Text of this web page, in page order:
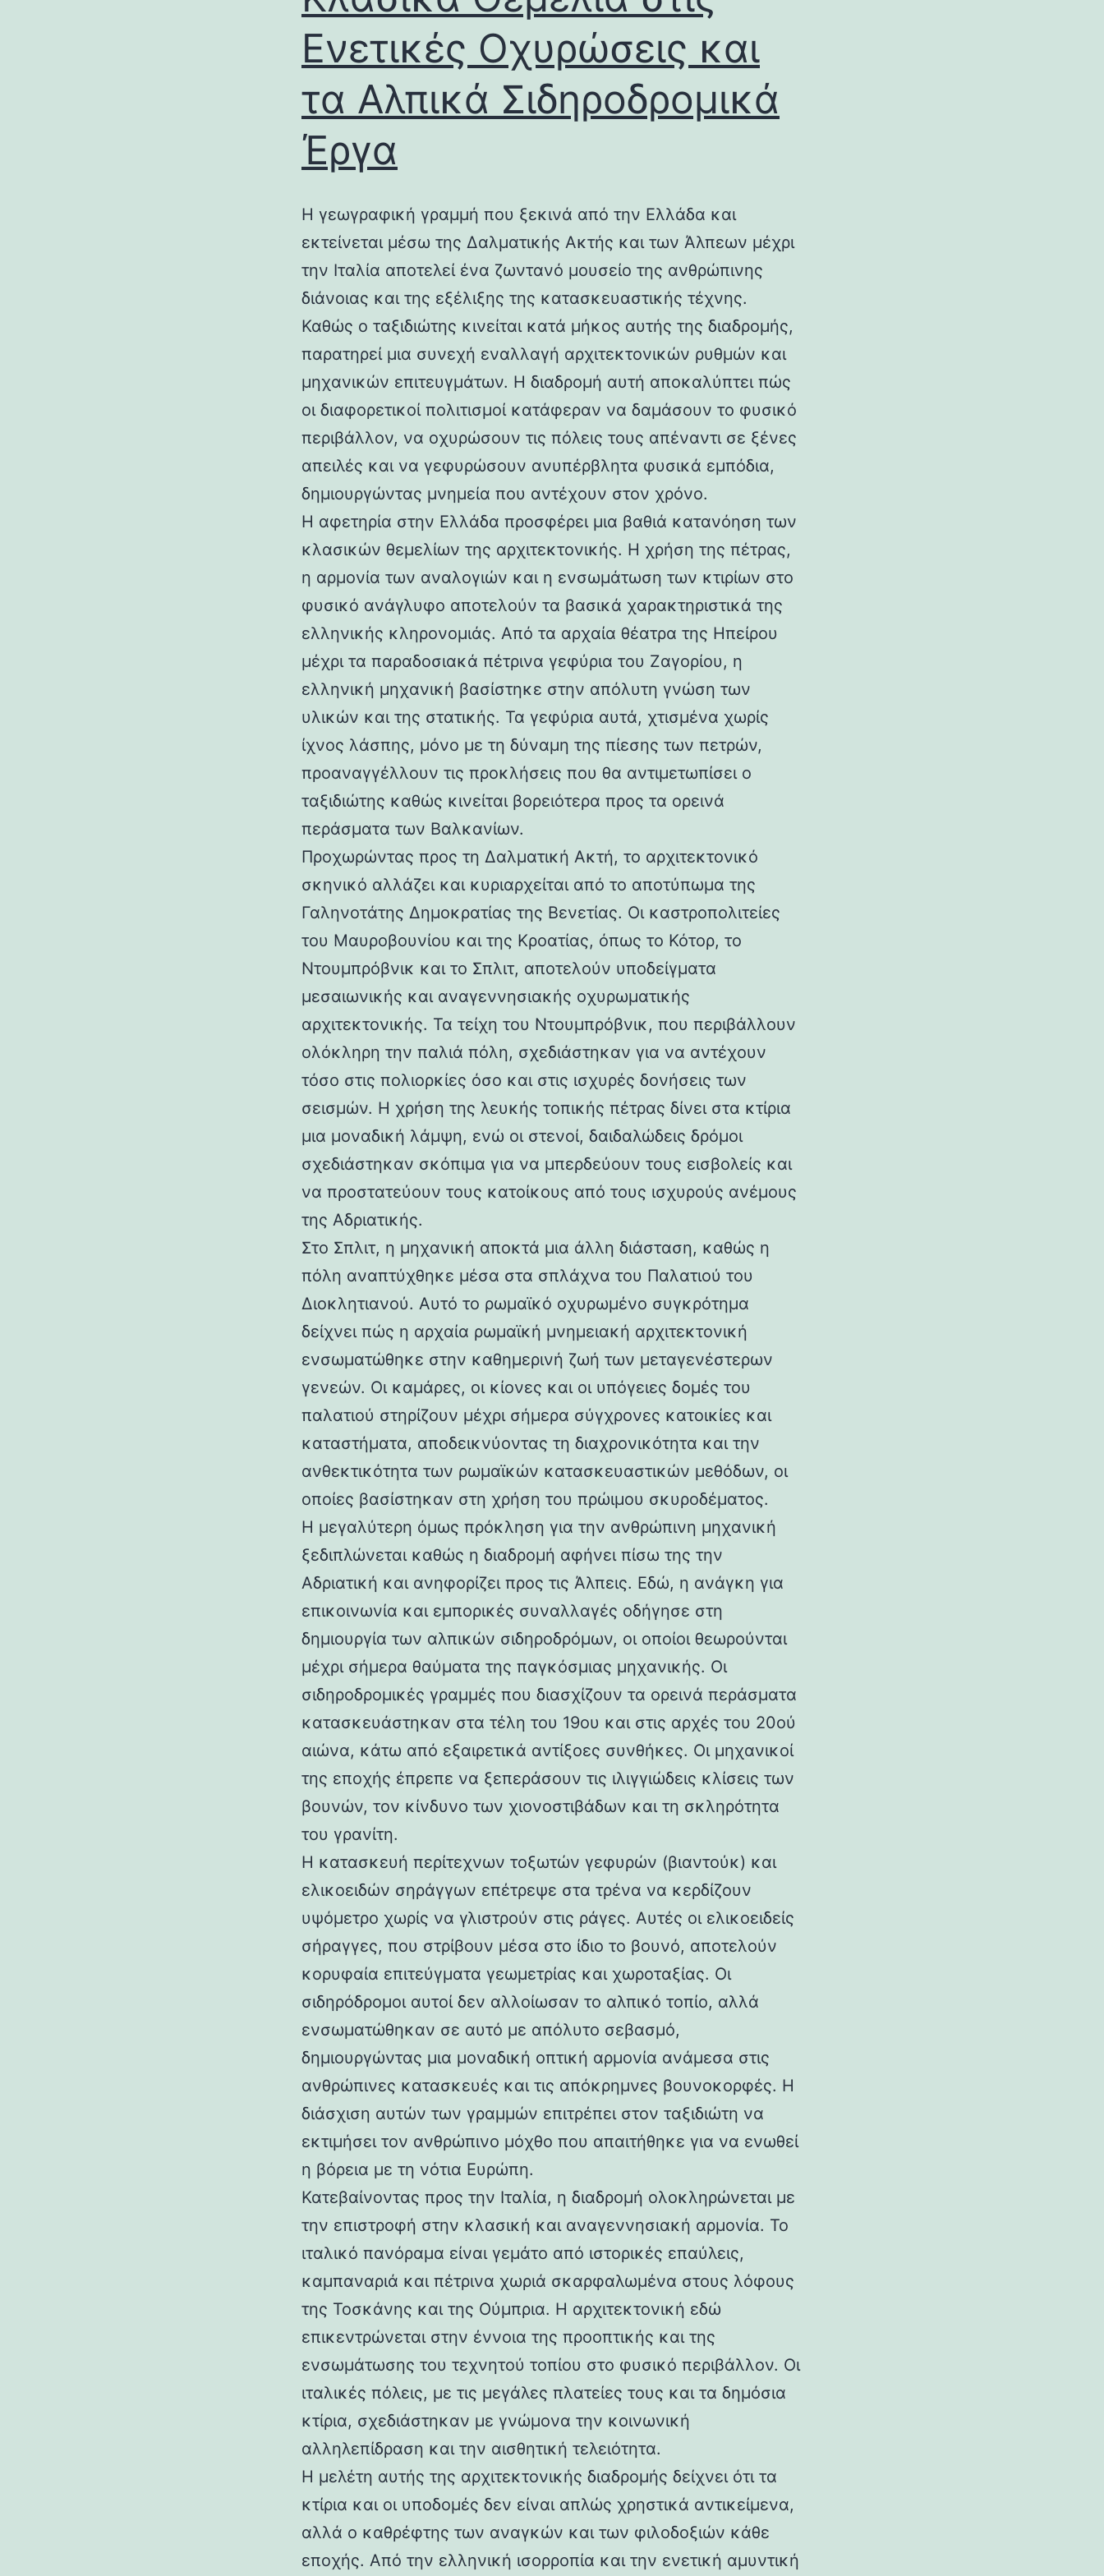
Ενετικές Οχυρώσεις και
τα Αλπικά Σιδηροδρομικά
Έργα
Η γεωγραφική γραμμή που ξεκινά από την Ελλάδα και
εκτείνεται μέσω της Δαλματικής Ακτής και των Άλπεων μέχρι
την Ιταλία αποτελεί ένα ζωντανό μουσείο της ανθρώπινης
διάνοιας και της εξέλιξης της κατασκευαστικής τέχνης.
Καθώς ο ταξιδιώτης κινείται κατά μήκος αυτής της διαδρομής,
παρατηρεί μια συνεχή εναλλαγή αρχιτεκτονικών ρυθμών και
μηχανικών επιτευγμάτων. Η διαδρομή αυτή αποκαλύπτει πώς
οι διαφορετικοί πολιτισμοί κατάφεραν να δαμάσουν το φυσικό
περιβάλλον, να οχυρώσουν τις πόλεις τους απέναντι σε ξένες
απειλές και να γεφυρώσουν ανυπέρβλητα φυσικά εμπόδια,
δημιουργώντας μνημεία που αντέχουν στον χρόνο.
Η αφετηρία στην Ελλάδα προσφέρει μια βαθιά κατανόηση των
κλασικών θεμελίων της αρχιτεκτονικής. Η χρήση της πέτρας,
η αρμονία των αναλογιών και η ενσωμάτωση των κτιρίων στο
φυσικό ανάγλυφο αποτελούν τα βασικά χαρακτηριστικά της
ελληνικής κληρονομιάς. Από τα αρχαία θέατρα της Ηπείρου
μέχρι τα παραδοσιακά πέτρινα γεφύρια του Ζαγορίου, η
ελληνική μηχανική βασίστηκε στην απόλυτη γνώση των
υλικών και της στατικής. Τα γεφύρια αυτά, χτισμένα χωρίς
ίχνος λάσπης, μόνο με τη δύναμη της πίεσης των πετρών,
προαναγγέλλουν τις προκλήσεις που θα αντιμετωπίσει ο
ταξιδιώτης καθώς κινείται βορειότερα προς τα ορεινά
περάσματα των Βαλκανίων.
Προχωρώντας προς τη Δαλματική Ακτή, το αρχιτεκτονικό
σκηνικό αλλάζει και κυριαρχείται από το αποτύπωμα της
Γαληνοτάτης Δημοκρατίας της Βενετίας. Οι καστροπολιτείες
του Μαυροβουνίου και της Κροατίας, όπως το Κότορ, το
Ντουμπρόβνικ και το Σπλιτ, αποτελούν υποδείγματα
μεσαιωνικής και αναγεννησιακής οχυρωματικής
αρχιτεκτονικής. Τα τείχη του Ντουμπρόβνικ, που περιβάλλουν
ολόκληρη την παλιά πόλη, σχεδιάστηκαν για να αντέχουν
τόσο στις πολιορκίες όσο και στις ισχυρές δονήσεις των
σεισμών. Η χρήση της λευκής τοπικής πέτρας δίνει στα κτίρια
μια μοναδική λάμψη, ενώ οι στενοί, δαιδαλώδεις δρόμοι
σχεδιάστηκαν σκόπιμα για να μπερδεύουν τους εισβολείς και
να προστατεύουν τους κατοίκους από τους ισχυρούς ανέμους
της Αδριατικής.
Στο Σπλιτ, η μηχανική αποκτά μια άλλη διάσταση, καθώς η
πόλη αναπτύχθηκε μέσα στα σπλάχνα του Παλατιού του
Διοκλητιανού. Αυτό το ρωμαϊκό οχυρωμένο συγκρότημα
δείχνει πώς η αρχαία ρωμαϊκή μνημειακή αρχιτεκτονική
ενσωματώθηκε στην καθημερινή ζωή των μεταγενέστερων
γενεών. Οι καμάρες, οι κίονες και οι υπόγειες δομές του
παλατιού στηρίζουν μέχρι σήμερα σύγχρονες κατοικίες και
καταστήματα, αποδεικνύοντας τη διαχρονικότητα και την
ανθεκτικότητα των ρωμαϊκών κατασκευαστικών μεθόδων, οι
οποίες βασίστηκαν στη χρήση του πρώιμου σκυροδέματος.
Η μεγαλύτερη όμως πρόκληση για την ανθρώπινη μηχανική
ξεδιπλώνεται καθώς η διαδρομή αφήνει πίσω της την
Αδριατική και ανηφορίζει προς τις Άλπεις. Εδώ, η ανάγκη για
επικοινωνία και εμπορικές συναλλαγές οδήγησε στη
δημιουργία των αλπικών σιδηροδρόμων, οι οποίοι θεωρούνται
μέχρι σήμερα θαύματα της παγκόσμιας μηχανικής. Οι
σιδηροδρομικές γραμμές που διασχίζουν τα ορεινά περάσματα
κατασκευάστηκαν στα τέλη του 19ου και στις αρχές του 20ού
αιώνα, κάτω από εξαιρετικά αντίξοες συνθήκες. Οι μηχανικοί
της εποχής έπρεπε να ξεπεράσουν τις ιλιγγιώδεις κλίσεις των
βουνών, τον κίνδυνο των χιονοστιβάδων και τη σκληρότητα
του γρανίτη.
Η κατασκευή περίτεχνων τοξωτών γεφυρών (βιαντούκ) και
ελικοειδών σηράγγων επέτρεψε στα τρένα να κερδίζουν
υψόμετρο χωρίς να γλιστρούν στις ράγες. Αυτές οι ελικοειδείς
σήραγγες, που στρίβουν μέσα στο ίδιο το βουνό, αποτελούν
κορυφαία επιτεύγματα γεωμετρίας και χωροταξίας. Οι
σιδηρόδρομοι αυτοί δεν αλλοίωσαν το αλπικό τοπίο, αλλά
ενσωματώθηκαν σε αυτό με απόλυτο σεβασμό,
δημιουργώντας μια μοναδική οπτική αρμονία ανάμεσα στις
ανθρώπινες κατασκευές και τις απόκρημνες βουνοκορφές. Η
διάσχιση αυτών των γραμμών επιτρέπει στον ταξιδιώτη να
εκτιμήσει τον ανθρώπινο μόχθο που απαιτήθηκε για να ενωθεί
η βόρεια με τη νότια Ευρώπη.
Κατεβαίνοντας προς την Ιταλία, η διαδρομή ολοκληρώνεται με
την επιστροφή στην κλασική και αναγεννησιακή αρμονία. Το
ιταλικό πανόραμα είναι γεμάτο από ιστορικές επαύλεις,
καμπαναριά και πέτρινα χωριά σκαρφαλωμένα στους λόφους
της Τοσκάνης και της Ούμπρια. Η αρχιτεκτονική εδώ
επικεντρώνεται στην έννοια της προοπτικής και της
ενσωμάτωσης του τεχνητού τοπίου στο φυσικό περιβάλλον. Οι
ιταλικές πόλεις, με τις μεγάλες πλατείες τους και τα δημόσια
κτίρια, σχεδιάστηκαν με γνώμονα την κοινωνική
αλληλεπίδραση και την αισθητική τελειότητα.
Η μελέτη αυτής της αρχιτεκτονικής διαδρομής δείχνει ότι τα
κτίρια και οι υποδομές δεν είναι απλώς χρηστικά αντικείμενα,
αλλά ο καθρέφτης των αναγκών και των φιλοδοξιών κάθε
εποχής. Από την ελληνική ισορροπία και την ενετική αμυντική